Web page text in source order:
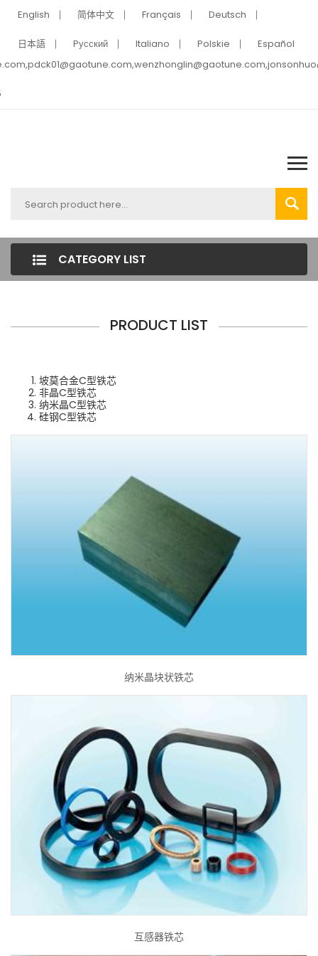
English 简体中文 Français Deutsch
日本語 Pусский Italiano Polskie
Español
CATEGORY LIST
PRODUCT LIST
坡莫合金C型铁芯
非晶C型铁芯
纳米晶C型铁芯
硅钢C型铁芯
纳米晶块状铁芯
互感器铁芯